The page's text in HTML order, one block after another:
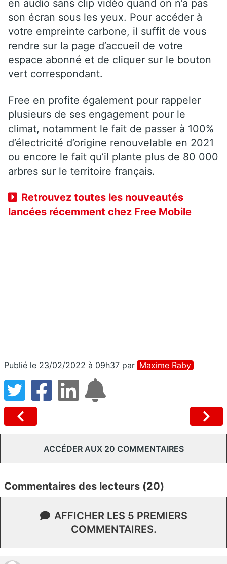
en audio sans clip vidéo quand on n’a pas
son écran sous les yeux. Pour accéder à
votre empreinte carbone, il suffit de vous
rendre sur la page d’accueil de votre
espace abonné et de cliquer sur le bouton
vert correspondant.
Free en profite également pour rappeler
plusieurs de ses engagement pour le
climat, notamment le fait de passer à 100%
d’électricité d’origine renouvelable en 2021
ou encore le fait qu’il plante plus de 80 000
arbres sur le territoire français.
Retrouvez toutes les nouveautés
lancées récemment chez Free Mobile
Publié le 23/02/2022 à 09h37 par Maxime Raby
ACCÉDER AUX 20 COMMENTAIRES
Commentaires des lecteurs (20)
AFFICHER LES 5 PREMIERS
COMMENTAIRES.